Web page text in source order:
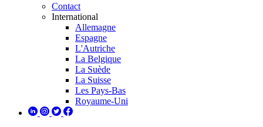
Contact
International
Allemagne
Espagne
L'Autriche
La Belgique
La Suède
La Suisse
Les Pays-Bas
Royaume-Uni